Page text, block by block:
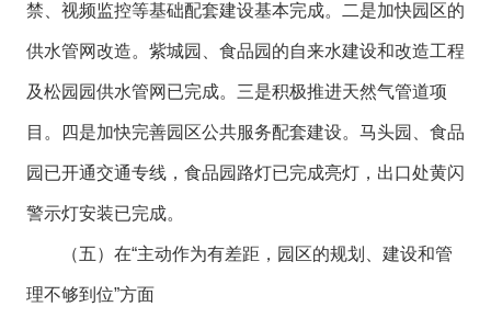
禁、视频监控等基础配套建设基本完成。二是加快园区的
供水管网改造。紫城园、食品园的自来水建设和改造工程
及松园园供水管网已完成。三是积极推进天然气管道项
目。四是加快完善园区公共服务配套建设。马头园、食品
园已开通交通专线，食品园路灯已完成亮灯，出口处黄闪
警示灯安装已完成。
（五）在“主动作为有差距，园区的规划、建设和管
理不够到位”方面